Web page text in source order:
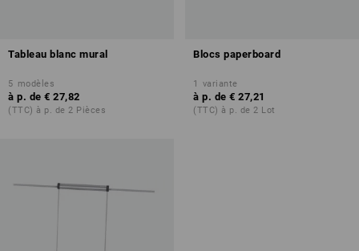
Tableau blanc mural
5 modèles
à p. de € 27,82
(TTC) à p. de 2 Pièces
Blocs paperboard
1 variante
à p. de € 27,21
(TTC) à p. de 2 Lot